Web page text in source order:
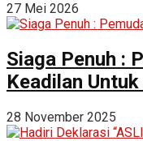
27 Mei 2026
Siaga Penuh :
Keadilan
28 November 2025